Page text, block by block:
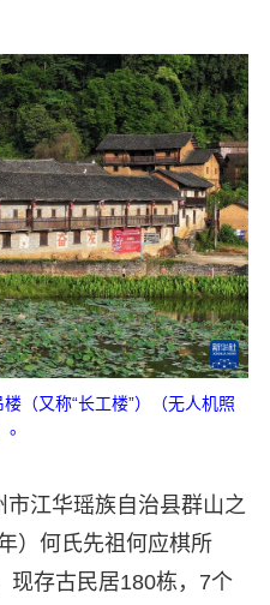
（又称“长工楼”）（无人机照
。
江华瑶族自治县群山之
）何氏先祖何应棋所
现存古民居180栋，7个